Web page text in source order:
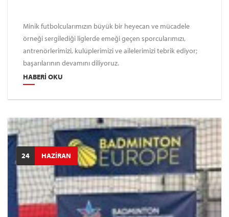
Minik futbolcularımızın büyük bir heyecan ve mücadele
örneği sergilediği liglerde emeği geçen sporcularımızı,
antrenörlerimizi, kulüplerimizi ve ailelerimizi tebrik ediyor;
başarılarının devamını diliyoruz.
HABERI OKU
24 HAZİRAN